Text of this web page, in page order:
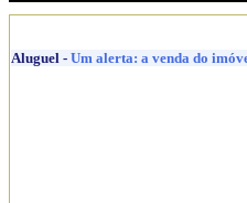
Aluguel - Um alerta: a venda do